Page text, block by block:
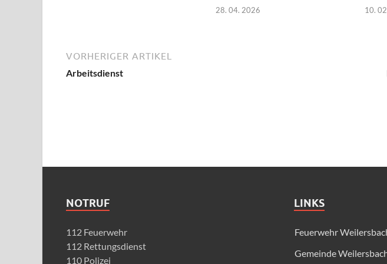
28. 04. 2026
10.
VORHERIGER ARTIKEL
Arbeitsdienst
NOTRUF
112 Feuerwehr
112 Rettungsdienst
110 Polizei
LINKS
Feuerwehr
Gemeinde